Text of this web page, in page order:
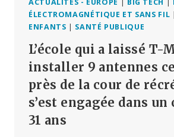
STATISTIQUES
ACTUALITÉS - EUROPE | BIG TECH |
ÉLECTROMAGNÉTIQUE ET SANS FIL |
ENFANTS | SANTÉ PUBLIQUE
L’école qui a laissé T-
installer 9 antennes
près de la cour de
s’est engagée dans
31 ans